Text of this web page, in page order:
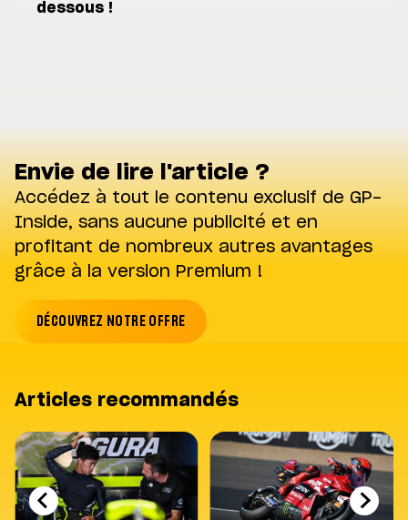
dessous !
Envie de lire l'article ?
Accédez à tout le contenu exclusif de GP-
Inside, sans aucune publicité et en
profitant de nombreux autres avantages
grâce à la version Premium !
DÉCOUVREZ NOTRE OFFRE
Articles recommandés